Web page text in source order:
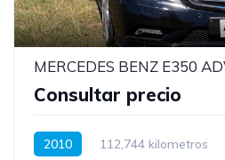
Consultar precio
2010 112,744 kilometros